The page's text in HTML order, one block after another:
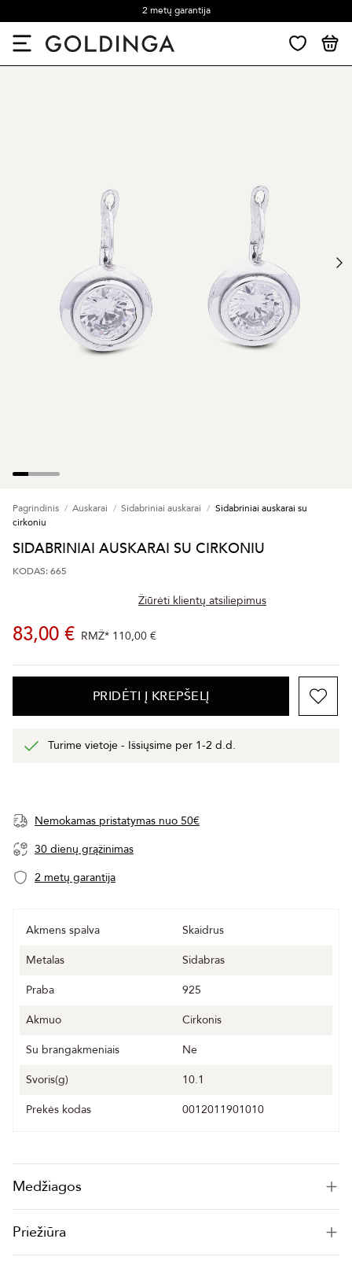
2 metų garantija
Pagrindinis Auskarai Sidabriniai auskarai
Sidabriniai auskarai su
cirkoniu
SIDABRINIAI AUSKARAI SU CIRKONIU
KODAS: 665
Žiūrėti klientų atsiliepimus
83,00 € RMŽ* 110,00 €
PRIDĖTI Į KREPŠELĮ
Turime vietoje - Išsiųsime per 1-2 d.d.
Nemokamas pristatymas nuo 50€
30 dienų grąžinimas
2 metų garantija
Akmens spalva
Skaidrus
Metalas
Sidabras
Praba
925
Akmuo
Cirkonis
Su brangakmeniais
Ne
Svoris(g)
10.1
Prekės kodas
0012011901010
Medžiagos
Priežiūra